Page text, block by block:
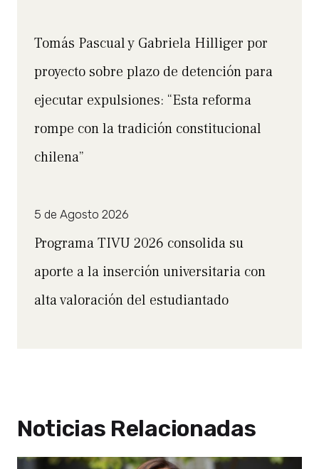
Tomás Pascual y Gabriela Hilliger por
proyecto sobre plazo de detención para
ejecutar expulsiones: “Esta reforma
rompe con la tradición constitucional
chilena”
5 de Agosto 2026
Programa TIVU 2026 consolida su
aporte a la inserción universitaria con
alta valoración del estudiantado
Noticias Relacionadas